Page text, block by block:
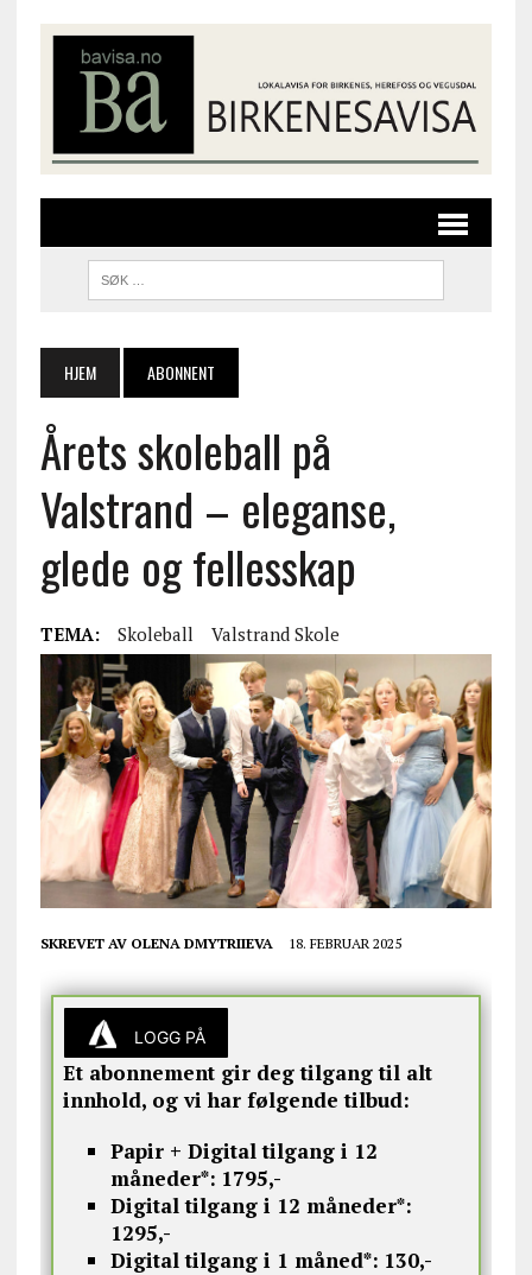
HJEM ABONNENT
Årets skoleball på
Valstrand – eleganse,
glede og fellesskap
TEMA: Skoleball Valstrand Skole
SKREVET AV OLENA DMYTRIIEVA 18. FEBRUAR 2025
LOGG PÅ
Et abonnement gir deg tilgang til alt
innhold, og vi har følgende tilbud:
Papir + Digital tilgang i 12
måneder*: 1795,-
Digital tilgang i 12 måneder*:
1295,-
Digital tilgang i 1 måned*: 130,-